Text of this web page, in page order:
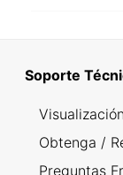
Soporte
Obtenga /
Preguntas